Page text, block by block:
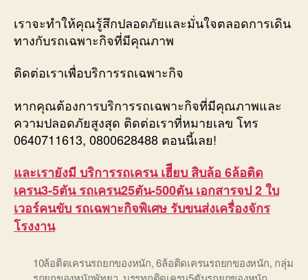
เราจะทำให้คุณรู้สึกปลอดภัยและมั่นใจตลอดการเดิน
ทางกับรถเฉพาะกิจที่มีคุณภาพ
ติดต่อเราเพื่อบริการรถเฉพาะกิจ
หากคุณต้องการบริการรถเฉพาะกิจที่มีคุณภาพและ
ความปลอดภัยสูงสุด ติดต่อเราที่หมายเลข โทร
0640711613, 0800628488 ตอนนี้เลย!
และเรายังมี บริการรถเครน เฮีียบ สิบล้อ 6ล้อติด
เครน3-5ตัน รถเครน25ตัน-500ตัน เอกสารจป 2 ใบ
เวอร์คนขับ รถเฉพาะกิจพิเศษ รับขนส่งเครื่องจักร
โรงงาน
10ล้อติดเครนรถยกของหนัก,6ล้อติดเครนรถยกของหนัก, กลุ่ม